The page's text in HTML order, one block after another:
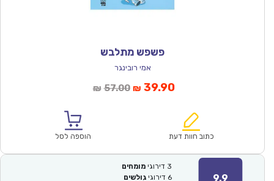
פשפש מתלבש
אמי רובינגר
₪ 57.00המחיר
₪57.00.
₪ 39.90המחיר
הוא:
כתוב חוות דעת הוספה לסל
9.9
3 דירוגי מומחים
6 דירוגי גולשים